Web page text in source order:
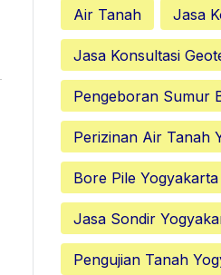
Air Tanah Jasa
Jasa Konsultasi
Pengeboran Sumur
Perizinan Air Tanah
Bore Pile Yogyakarta
Jasa Sondir
Pengujian Tanah